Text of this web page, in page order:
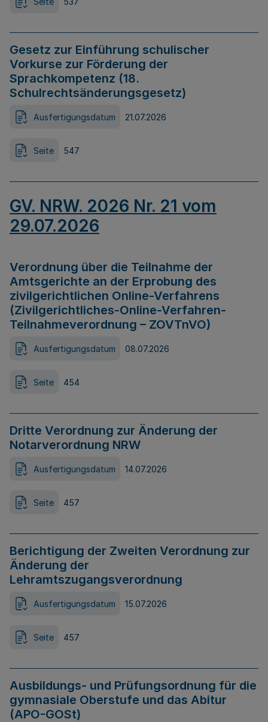
Gesetz zur Einführung schulischer
Vorkurse zur Förderung der
Sprachkompetenz (18.
Schulrechtsänderungsgesetz)
Ausfertigungsdatum 21.07.2026
Seite 547
GV. NRW. 2026 Nr. 21 vom
29.07.2026
Verordnung über die Teilnahme der
Amtsgerichte an der Erprobung des
zivilgerichtlichen Online-Verfahrens
(Zivilgerichtliches-Online-Verfahren-
Teilnahmeverordnung – ZOVTnVO)
Ausfertigungsdatum 08.07.2026
Seite 454
Dritte Verordnung zur Änderung der
Notarverordnung NRW
Ausfertigungsdatum 14.07.2026
Seite 457
Berichtigung der Zweiten Verordnung zur
Änderung der
Lehramtszugangsverordnung
Ausfertigungsdatum 15.07.2026
Seite 457
Ausbildungs- und Prüfungsordnung für die
gymnasiale Oberstufe und das Abitur
(APO-GOSt)